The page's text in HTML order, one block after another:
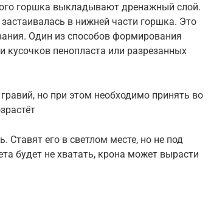
горшка выкладывают дренажный слой.
в нижней части горшка. Это
Один из способов формирования
кусочков пенопласта или разрезанных
но при этом необходимо принять во
Ставят его в светлом месте, но не под
будет не хватать, крона может вырасти